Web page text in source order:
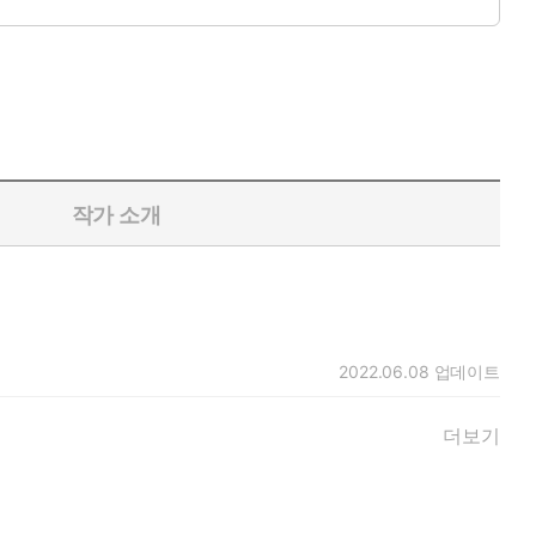
작가 소개
2022.06.08 업데이트
더보기